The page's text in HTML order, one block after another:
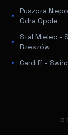
Puszcza
Odra Opole
Stal Mielec -
Rzeszów
Cardiff -
©